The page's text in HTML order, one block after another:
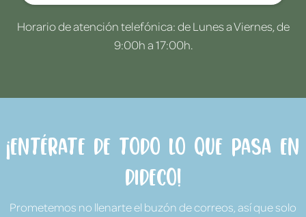
Horario de atención telefónica: de Lunes a Viernes, de
9:00h a 17:00h.
¡Entérate de todo lo que pasa en
Dideco!
Prometemos no llenarte el buzón de correos, así que solo